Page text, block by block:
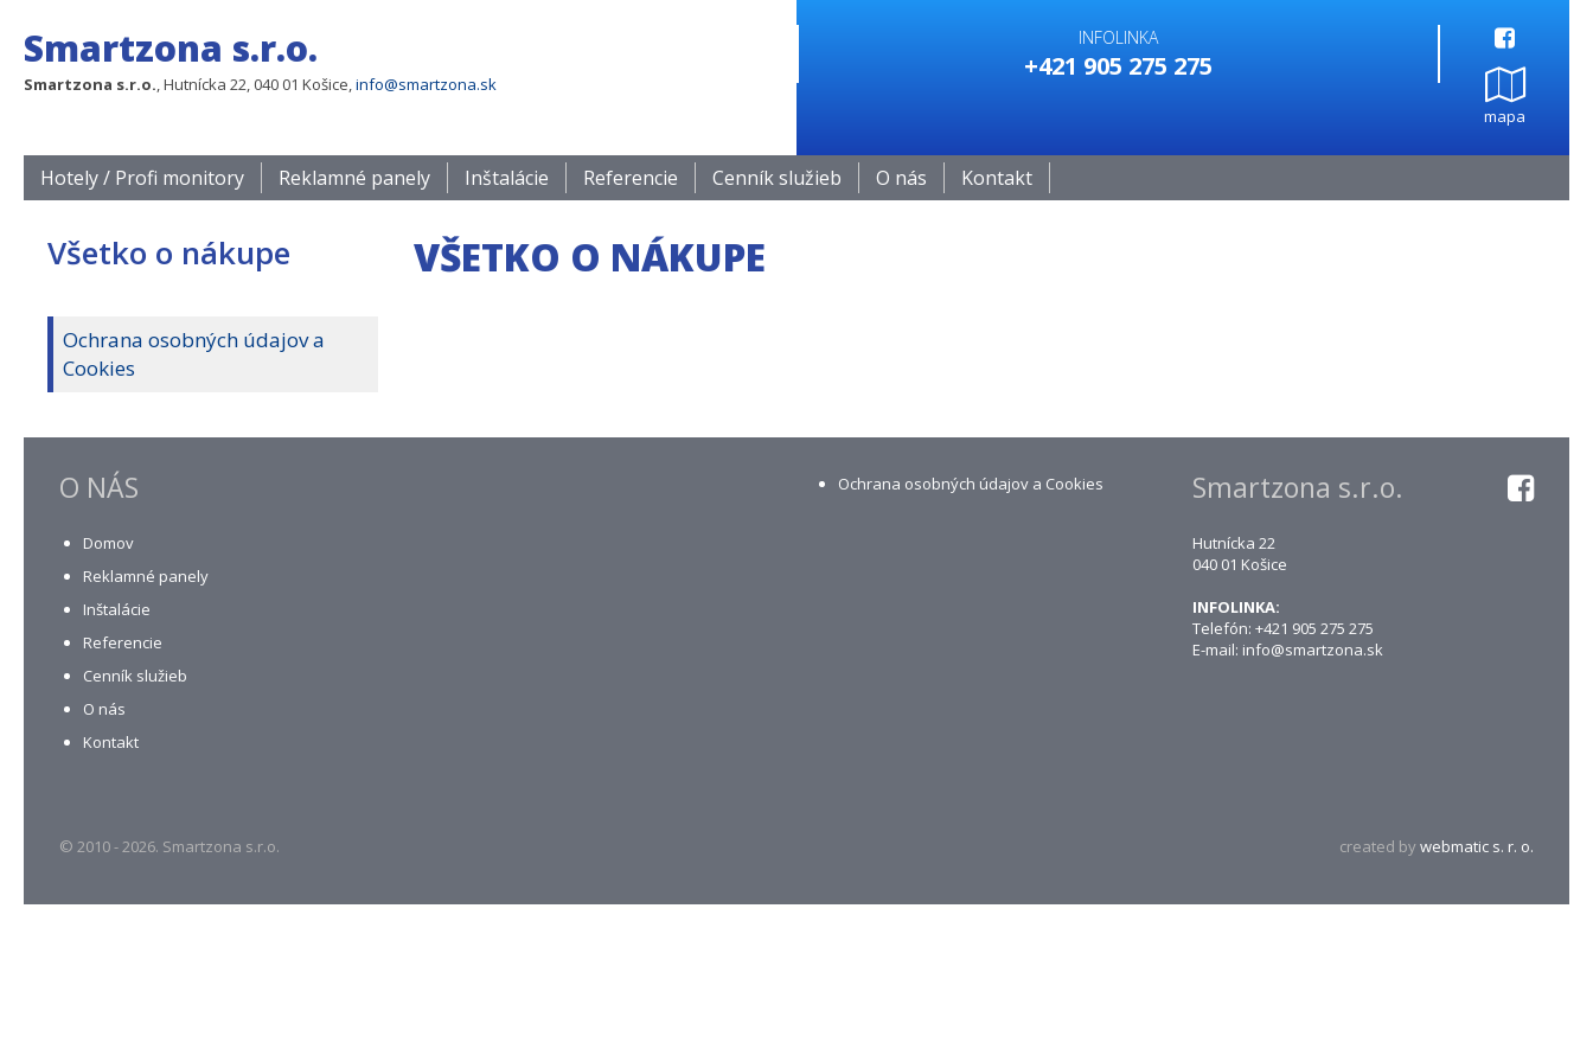
Smartzona s.r.o.
Smartzona s.r.o., Hutnícka 22, 040 01 Košice,info@smartzona.sk
INFOLINKA
+421 905 275 275
mapa
Hotely / Profi monitory Reklamné panely Inštalácie Referencie Cenník služieb O nás Kontakt
Všetko o nákupe
Ochrana osobných údajov a
Cookies
VŠETKO O NÁKUPE
O NÁS
Domov
Reklamné panely
Inštalácie
Referencie
Cenník služieb
O nás
Kontakt
Ochrana osobných údajov a Cookies Smartzona s.r.o.
Hutnícka 22
040 01 Košice
INFOLINKA:
Telefón: +421 905 275 275
E-mail: info@smartzona.sk
© 2010 - 2026. Smartzona s.r.o. created by webmatic s. r. o.